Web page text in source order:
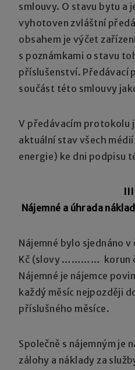
smlouvy. O stavu bytu a
vyhotoven zvláštní
obsahem je výčet
s poznámkami o stavu
příslušenství. Předávací
součást této smlouvy
V předávacím protokolu
aktuální stav všech
energie) ke dni podpisu
Nájemné a úhrada
Nájemné bylo
Kč (slovy ………… korun
Nájemné je nájemce
každý měsíc nejpozději
příslušného měsíce.
Společně s nájemným je
zálohy a náklady za